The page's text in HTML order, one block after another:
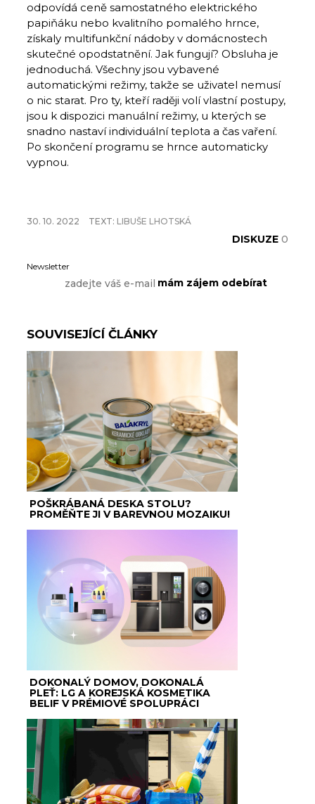
odpovídá ceně samostatného elektrického
papiňáku nebo kvalitního pomalého hrnce,
získaly multifunkční nádoby v domácnostech
skutečné opodstatnění. Jak fungují? Obsluha je
jednoduchá. Všechny jsou vybavené
automatickými režimy, takže se uživatel nemusí
o nic starat. Pro ty, kteří raději volí vlastní postupy,
jsou k dispozici manuální režimy, u kterých se
snadno nastaví individuální teplota a čas vaření.
Po skončení programu se hrnce automaticky
vypnou.
30. 10. 2022 TEXT: LIBUŠE LHOTSKÁ
DISKUZE 0
Newsletter
SOUVISEJÍCÍ ČLÁNKY
POŠKRÁBANÁ DESKA STOLU?
PROMĚŇTE JI V BAREVNOU MOZAIKU!
DOKONALÝ DOMOV, DOKONALÁ
PLEŤ: LG A KOREJSKÁ KOSMETIKA
BELIF V PRÉMIOVÉ SPOLUPRÁCI